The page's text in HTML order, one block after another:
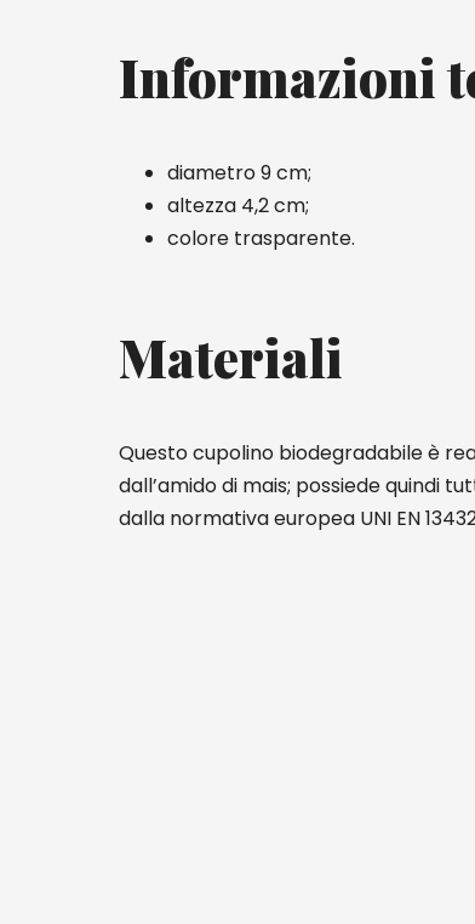
Informazioni
diametro 9 cm;
altezza 4,2 cm;
colore trasparente.
Materiali
Questo cupolino biodegradabile è
dall’amido di mais; possiede quindi
dalla normativa europea UNI EN